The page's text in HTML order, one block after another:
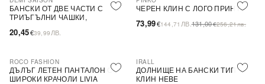
БАНСКИ ОТ ДВЕ ЧАСТИ С
ТРИЪГЪЛНИ ЧАШКИ,
20,45€39,99 ЛВ.
-44%
ЧЕРЕН КЛИН С ЛОГО ПРИНТ
73,99€144,71 ЛВ.131,00€256,21лв.
-31%
ROCO FASHION
ДЪЛЪГ ЛЕТЕН ПАНТАЛОН С
ШИРОКИ КРАЧОЛИ LIVIA
IRALL
ДОЛНИЩЕ НА БАНСКИ ТИП
КЛИН HEBE